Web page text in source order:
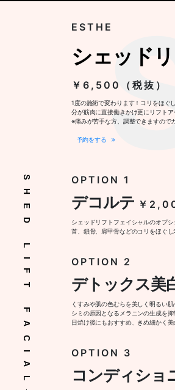
ESTHE
シェッド
￥6,500（税抜）
1度の施術で変わります！コリをほぐ
分が筋肉に直接働きかけ更にリフト
※痛みが苦手な方、調整できますので
予約をする
SHED LIFT FACIAL OPTION 1
デコルテ ￥
シェッドリフトフェイシャルのオプシ
首、鎖骨、肩甲骨などのコリをほぐ
OPTION 2
デトックス美
くすみや肌の色むらを美しく明るい肌
シミの原因となるメラニンの生成を抑
日焼け後にもおすすめ、きめ細かく美
OPTION 3
コンディショ